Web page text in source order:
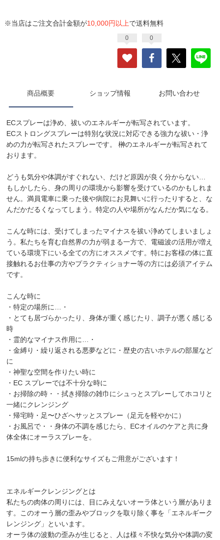
※当店はご注文合計金額が10,000円以上で送料無料
0 0
商品概要 ショップ情報 お問い合わせ
ECスプレーは浄め、祓いのエネルギーが転写されています。
ECストロングスプレーは特別な状況に対応できる強力な祓い・浄
めの力が転写されたスプレーです。 榊のエネルギーが転写されて
おります。
どうも気分や体調がすぐれない、だけど原因が良く分からない…
もしかしたら、身の周りの環境から影響を受けているのかもしれま
せん。満員電車に乗った後や病院にお見舞いに行ったりすると、な
んだかだるくなってしまう。特定の人や場所がなんだか気になる。
こんな時には、受けてしまったマイナスを祓い浄めてしまいましょ
う。私たちを育む自然界の力が弱まる一方で、電磁波の活用が増え
ている環境下にいる全ての方にオススメです。特にお客様の体に直
接触れるお仕事の方やプラクティショナー等の方には必須アイテム
です。
こんな時に
・特定の場所に…・
・とても居づらかったり、身体が重く感じたり、調子が悪く感じる
時
・霊的なマイナス作用に…・
・金縛り・繰り返される悪夢などに・歴史の古いホテルの部屋など
に
・神聖な空間を作りたい時に
・EC スプレーでは不十分な時に
・お掃除の時・・拭き掃除の雑巾にシュっとスプレーしてホコリと
一緒にクレンジング
・帰宅時・足〜ひざへサッとスプレー（足元を軽やかに）
・お風呂で・・身体の不調を感じたら、ECオイルのケアと共に身
体全体にオーラスプレーを。
15mlの持ち歩きに便利なサイズもご用意がございます！
エネルギークレンジングとは
私たちの肉体の周りには、目にみえないオーラ体という層がありま
す。このオーう層の歪みやブロックを取り除く事を「エネルギーク
レンジング」といいます。
オーラ体の波動の歪みが生じると、人は様々不快な気分や体調の変